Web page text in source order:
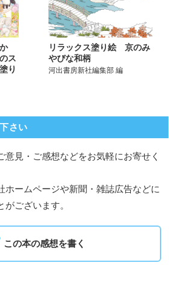
ス
り
リラックス塗り絵 京のみ
やびな和柄
河出書房新社編集部 編
さい
意見・ご感想などをお気軽にお寄せく
ホームページや新聞・雑誌広告などに
ございます。
この本の感想を書く